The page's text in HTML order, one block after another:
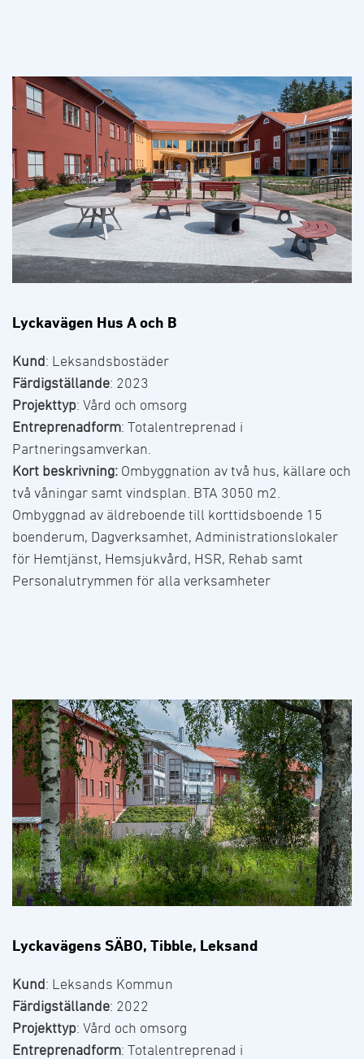
Lyckavägen Hus A och B
Kund: Leksandsbostäder
Färdigställande: 2023
Projekttyp: Vård och omsorg
Entreprenadform: Totalentreprenad i
Partneringsamverkan.
Kort beskrivning: Ombyggnation av två hus, källare och
två våningar samt vindsplan. BTA 3050 m2.
Ombyggnad av äldreboende till korttidsboende 15
boenderum, Dagverksamhet, Administrationslokaler
för Hemtjänst, Hemsjukvård, HSR, Rehab samt
Personalutrymmen för alla verksamheter
Lyckavägens SÄBO, Tibble, Leksand
Kund: Leksands Kommun
Färdigställande: 2022
Projekttyp: Vård och omsorg
Entreprenadform: Totalentreprenad i